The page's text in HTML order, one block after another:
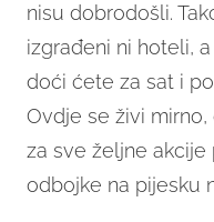
nisu dobrodošli.
izgrađeni ni hoteli,
doći ćete za sat i
Ovdje se živi
za sve željne
odbojke na pijesku